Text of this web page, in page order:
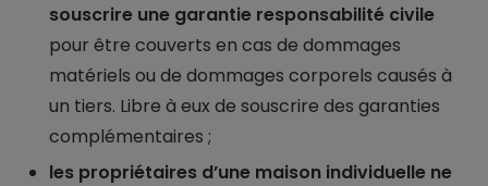
souscrire une garantie responsabilité civile
pour être couverts en cas de dommages
matériels ou de dommages corporels causés à
un tiers. Libre à eux de souscrire des garanties
complémentaires ;
les propriétaires d’une maison individuelle ne